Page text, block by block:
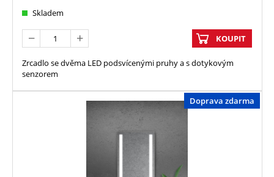
Skladem
KOUPIT
Zrcadlo se dvěma LED podsvícenými pruhy a s dotykovým
senzorem
Doprava zdarma